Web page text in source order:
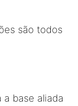
são todos
base aliada